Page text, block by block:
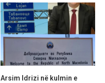
Arsim Idrizi në kulmin e